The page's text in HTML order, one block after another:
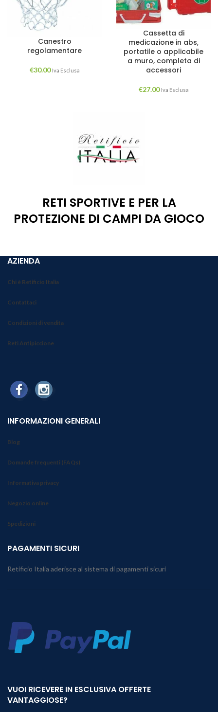
Canestro
regolamentare
€30.00 Iva Esclusa
Cassetta di
medicazione in abs,
portatile o applicabile
a muro, completa di
accessori
€27.00 Iva Esclusa
RETI SPORTIVE E PER LA
PROTEZIONE DI CAMPI DA GIOCO
AZIENDA
Chi è Retificio Italia
Contattaci
Condizioni di vendita
Reti Antipiccione
INFORMAZIONI GENERALI
Blog
Domande frequenti (FAQs)
Informativa privacy
Negozio online
Spedizioni
PAGAMENTI SICURI
Retificio Italia aderisce al sistema di pagamenti sicuri
VUOI RICEVERE IN ESCLUSIVA OFFERTE
VANTAGGIOSE?